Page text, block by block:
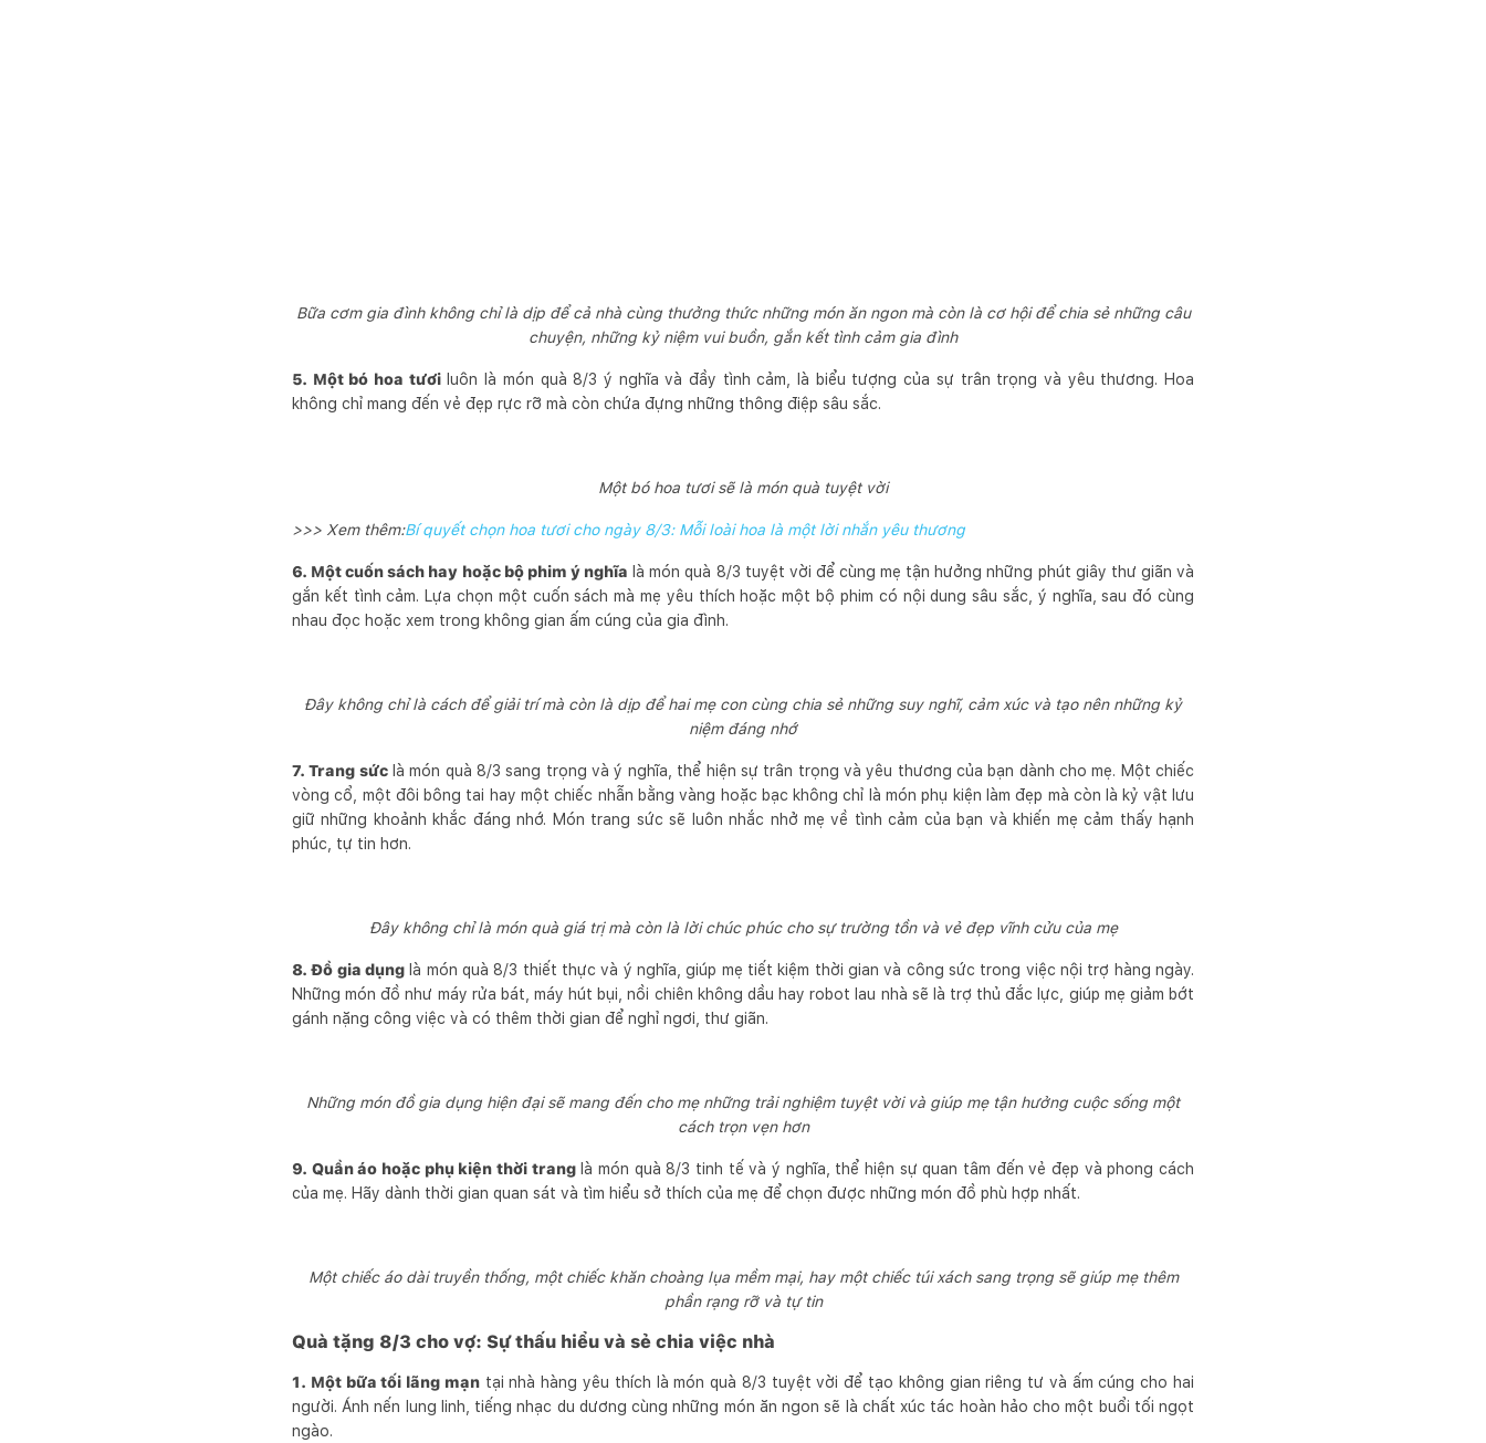
Bữa cơm gia đình không chỉ là dịp để cả nhà cùng thưởng thức những món ăn ngon mà còn là cơ hội để chia sẻ những câu
chuyện, những kỷ niệm vui buồn, gắn kết tình cảm gia đình
5. Một bó hoa tươiluôn là món quà 8/3 ý nghĩa và đầy tình cảm, là biểu tượng của sự trân trọng và yêu thương. Hoa
không chỉ mang đến vẻ đẹp rực rỡ mà còn chứa đựng những thông điệp sâu sắc.
Một bó hoa tươi sẽ là món quà tuyệt vời
>>> Xem thêm:Bí quyết chọn hoa tươi cho ngày 8/3: Mỗi loài hoa là một lời nhắn yêu thương
6. Một cuốn sách hay hoặc bộ phim ý nghĩa là món quà 8/3 tuyệt vời để cùng mẹ tận hưởng những phút giây thư giãn và
gắn kết tình cảm. Lựa chọn một cuốn sách mà mẹ yêu thích hoặc một bộ phim có nội dung sâu sắc, ý nghĩa, sau đó cùng
nhau đọc hoặc xem trong không gian ấm cúng của gia đình.
Đây không chỉ là cách để giải trí mà còn là dịp để hai mẹ con cùng chia sẻ những suy nghĩ, cảm xúc và tạo nên những kỷ
niệm đáng nhớ
7. Trang sứclà món quà 8/3 sang trọng và ý nghĩa, thể hiện sự trân trọng và yêu thương của bạn dành cho mẹ. Một chiếc
vòng cổ, một đôi bông tai hay một chiếc nhẫn bằng vàng hoặc bạc không chỉ là món phụ kiện làm đẹp mà còn là kỷ vật lưu
giữ những khoảnh khắc đáng nhớ. Món trang sức sẽ luôn nhắc nhở mẹ về tình cảm của bạn và khiến mẹ cảm thấy hạnh
phúc, tự tin hơn.
Đây không chỉ là món quà giá trị mà còn là lời chúc phúc cho sự trường tồn và vẻ đẹp vĩnh cửu của mẹ
8. Đồ gia dụng là món quà 8/3 thiết thực và ý nghĩa, giúp mẹ tiết kiệm thời gian và công sức trong việc nội trợ hàng ngày.
Những món đồ như máy rửa bát, máy hút bụi, nồi chiên không dầu hay robot lau nhà sẽ là trợ thủ đắc lực, giúp mẹ giảm bớt
gánh nặng công việc và có thêm thời gian để nghỉ ngơi, thư giãn.
Những món đồ gia dụng hiện đại sẽ mang đến cho mẹ những trải nghiệm tuyệt vời và giúp mẹ tận hưởng cuộc sống một
cách trọn vẹn hơn
9. Quần áo hoặc phụ kiện thời tranglà món quà 8/3 tinh tế và ý nghĩa, thể hiện sự quan tâm đến vẻ đẹp và phong cách
của mẹ. Hãy dành thời gian quan sát và tìm hiểu sở thích của mẹ để chọn được những món đồ phù hợp nhất.
Một chiếc áo dài truyền thống, một chiếc khăn choàng lụa mềm mại, hay một chiếc túi xách sang trọng sẽ giúp mẹ thêm
phần rạng rỡ và tự tin
Quà tặng 8/3 cho vợ: Sự thấu hiểu và sẻ chia việc nhà
1. Một bữa tối lãng mạntại nhà hàng yêu thích là món quà 8/3 tuyệt vời để tạo không gian riêng tư và ấm cúng cho hai
người. Ánh nến lung linh, tiếng nhạc du dương cùng những món ăn ngon sẽ là chất xúc tác hoàn hảo cho một buổi tối ngọt
ngào.